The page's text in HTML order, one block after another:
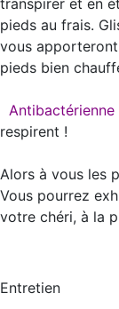
transpirer et en
pieds au frais.
vous
pieds bien
Antibactérienne
respirent !
Alors à vous les
Vous pourrez
votre chéri, à la
Entretien